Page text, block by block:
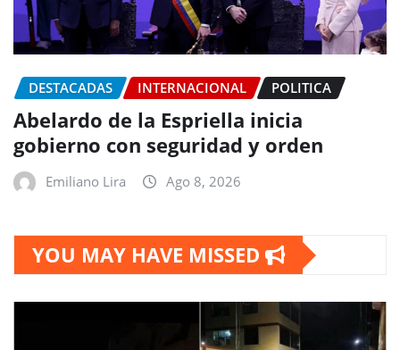
DESTACADAS INTERNACIONAL POLITICA
Abelardo de la Espriella inicia
gobierno con seguridad y orden
Emiliano Lira Ago 8, 2026
YOU MAY HAVE MISSED